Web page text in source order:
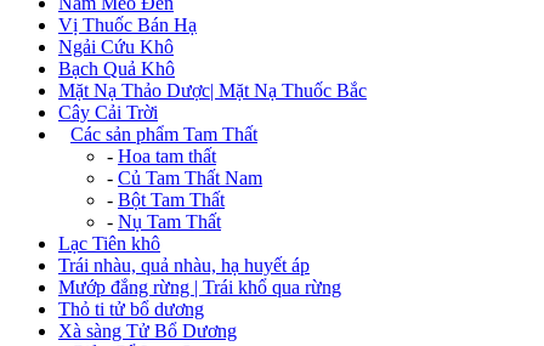
Vị Thuốc Bán Hạ
Ngải Cứu Khô
Bạch Quả Khô
Mặt Nạ Thảo Dược| Mặt Nạ Thuốc Bắc
Cây Cải Trời
Các sản phẩm Tam Thất
- Hoa tam thất
- Củ Tam Thất Nam
- Bột Tam Thất
- Nụ Tam Thất
Lạc Tiên khô
Trái nhàu, quả nhàu, hạ huyết áp
Mướp đắng rừng | Trái khổ qua rừng
Thỏ ti tử bổ dương
Xà sàng Tử Bổ Dương